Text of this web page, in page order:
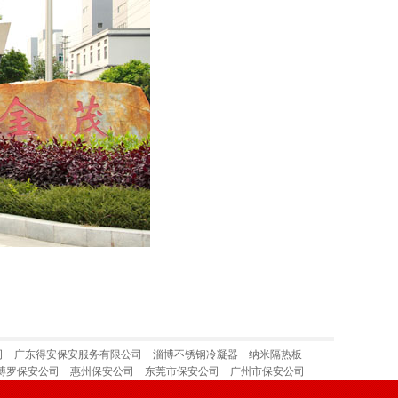
广东得安保安服务有限公司 淄博不锈钢冷凝器
纳米隔热板
罗保安公司
惠州保安公司 东莞市保安公司
广州市保安公司